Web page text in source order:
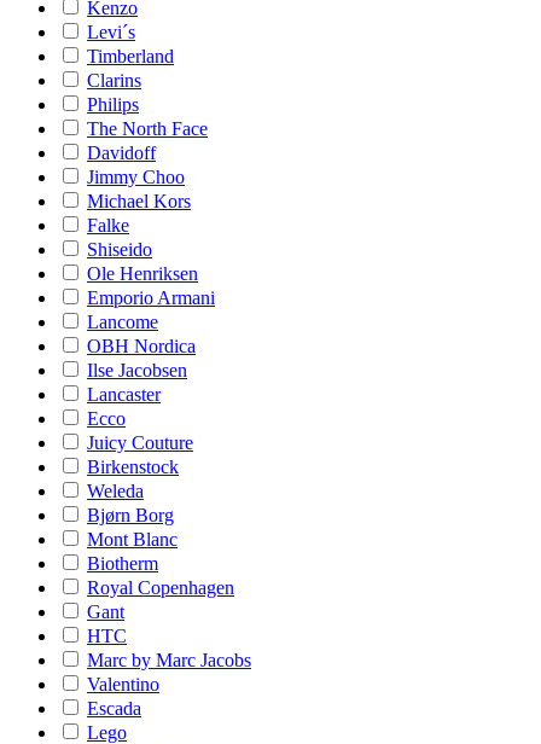
Kenzo
Levi´s
Timberland
Clarins
Philips
The North Face
Davidoff
Jimmy Choo
Michael Kors
Falke
Shiseido
Ole Henriksen
Emporio Armani
Lancome
OBH Nordica
Ilse Jacobsen
Lancaster
Ecco
Juicy Couture
Birkenstock
Weleda
Bjørn Borg
Mont Blanc
Biotherm
Royal Copenhagen
Gant
HTC
Marc by Marc Jacobs
Valentino
Escada
Lego